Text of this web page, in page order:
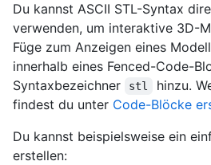
Du kannst ASCII STL-Syntax
verwenden, um interaktive 3D-
Füge zum Anzeigen eines
innerhalb eines Fenced-Code-
Syntaxbezeichner
stl
hinzu.
findest du unter Code-Blöcke
Du kannst beispielsweise ein
erstellen: